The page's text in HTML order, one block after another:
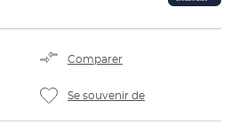
Comparer
Se souvenir de